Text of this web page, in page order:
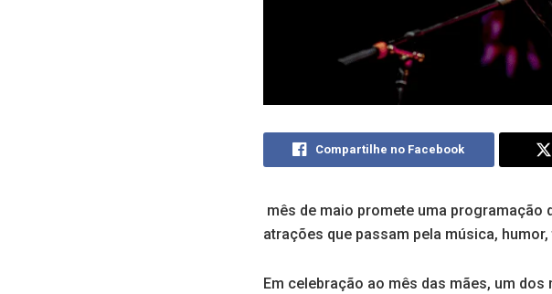
Compartilhe no Facebook
mês de maio promete uma programação
atrações que passam pela música,
Em celebração ao mês das mães, um